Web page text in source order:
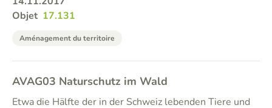
Objet 17.131
Aménagement du territoire
AVAG03 Naturschutz im Wald
Etwa die Hälfte der in der Schweiz lebenden Tiere und